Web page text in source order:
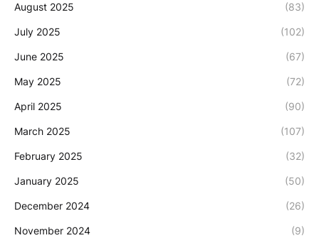
August 2025 (83)
July 2025 (102)
June 2025 (67)
May 2025 (72)
April 2025 (90)
March 2025 (107)
February 2025 (32)
January 2025 (50)
December 2024 (26)
November 2024 (9)